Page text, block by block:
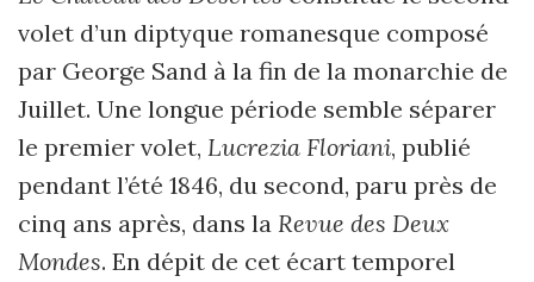
volet d’un diptyque romanesque composé
par George Sand à la fin de la monarchie de
Juillet. Une longue période semble séparer
le premier volet, Lucrezia Floriani, publié
pendant l’été 1846, du second, paru près de
cinq ans après, dans la Revue des Deux
Mondes. En dépit de cet écart temporel